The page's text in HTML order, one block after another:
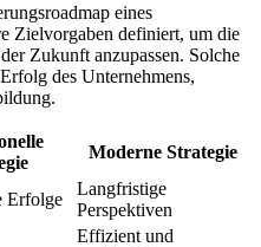
eines
Zielvorgaben definiert, um die
Zukunft anzupassen. Solche
des Unternehmens,
Moderne Strategie
Erfolge
Langfristige
Perspektiven
Effizient und